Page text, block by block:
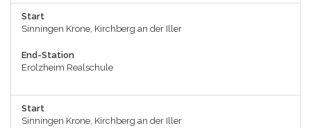
Start
Sinningen Krone, Kirchberg an der Iller
End-Station
Erolzheim Realschule
Start
Sinningen Krone, Kirchberg an der Iller